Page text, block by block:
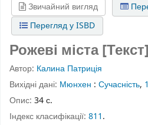
Звичайний вигляд
Перегляд у ISBD
Рожеві міста
Автор: Калина Патриція
Вихідні дані: Мюнхен : Сучасність,
Опис: 34 с.
Індекс класифікації: 811.